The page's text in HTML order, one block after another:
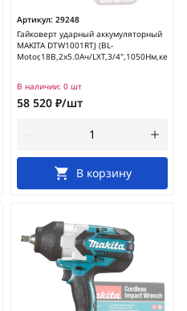
Артикул: 29248
Гайковерт ударный аккумуляторный
MAKITA DTW1001RTJ (BL-
Motor,18В,2х5.0Ач/LXT,3/4",1050Нм,кейс)
В наличии: 0 шт
58 520 ₽/шт
В корзину